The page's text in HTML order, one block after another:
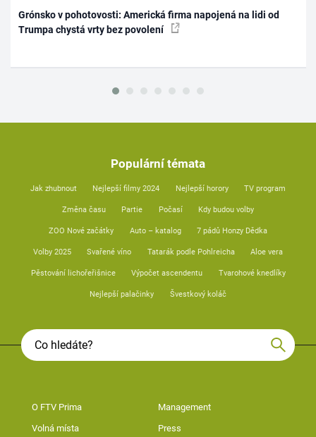
Grónsko v pohotovosti: Americká firma napojená na lidi od
Trumpa chystá vrty bez povolení
Populární témata
Jak zhubnout Nejlepší filmy 2024 Nejlepší horory TV program
Změna času Partie Počasí Kdy budou volby
ZOO Nové začátky Auto – katalog 7 pádů Honzy Dědka
Volby 2025 Svařené víno Tatarák podle Pohlreicha Aloe vera
Pěstování lichořeřišnice Výpočet ascendentu Tvarohové knedlíky
Nejlepší palačinky Švestkový koláč
O FTV Prima Management
Volná místa Press